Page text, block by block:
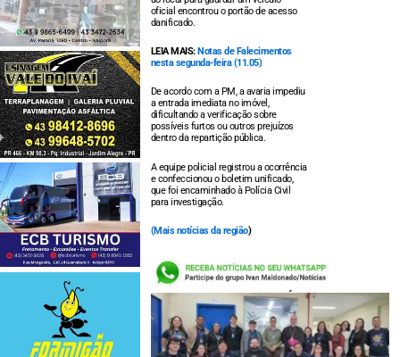
oficial encontrou o portão de acesso
danificado.
LEIA MAIS: Notas de Falecimentos
nesta segunda-feira (11.05)
De acordo com a PM, a avaria impediu
a entrada imediata no imóvel,
dificultando a verificação sobre
possíveis furtos ou outros prejuízos
dentro da repartição pública.
A equipe policial registrou a ocorrência
e confeccionou o boletim unificado,
que foi encaminhado à Polícia Civil
para investigação.
(Mais notícias da região)
LEIA TAMBÉM: